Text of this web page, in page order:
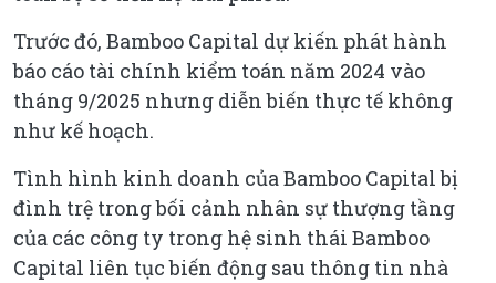
Trước đó, Bamboo Capital dự kiến phát hành
báo cáo tài chính kiểm toán năm 2024 vào
tháng 9/2025 nhưng diễn biến thực tế không
như kế hoạch.
Tình hình kinh doanh của Bamboo Capital bị
đình trệ trong bối cảnh nhân sự thượng tầng
của các công ty trong hệ sinh thái Bamboo
Capital liên tục biến động sau thông tin nhà